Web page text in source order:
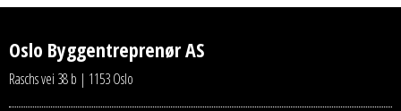
Oslo Byggentreprenør AS
Raschs vei 38 b | 1153 Oslo